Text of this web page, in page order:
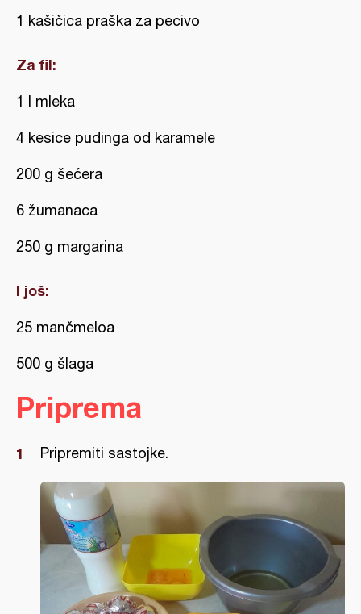
1 kašičica praška za pecivo
Za fil:
1 l mleka
4 kesice pudinga od karamele
200 g šećera
6 žumanaca
250 g margarina
I još:
25 mančmeloa
500 g šlaga
Priprema
Pripremiti sastojke.